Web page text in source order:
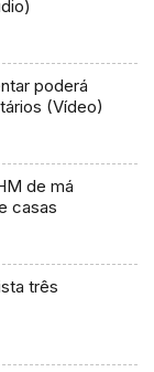
poderá
(Vídeo)
de má
casas
três